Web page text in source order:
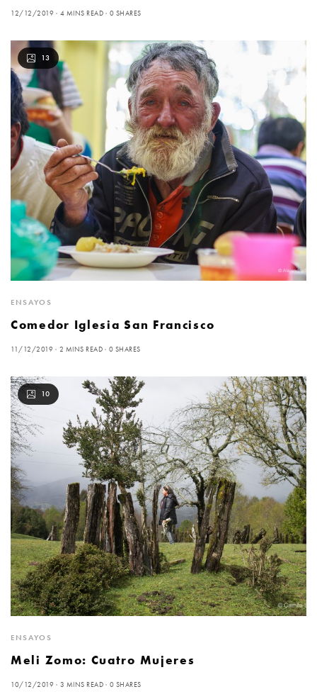
12/12/2019 4 MINS READ 0 SHARES
13
ENSAYOS
Comedor Iglesia San Francisco
11/12/2019 2 MINS READ 0 SHARES
10
ENSAYOS
Meli Zomo: Cuatro Mujeres
10/12/2019 3 MINS READ 0 SHARES